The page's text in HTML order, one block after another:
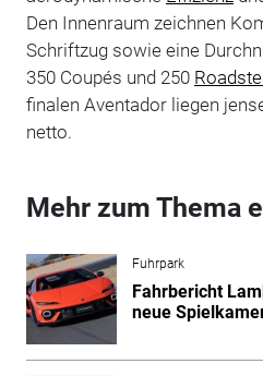
Den Innenraum zeichnen
Schriftzug sowie eine
350 Coupés und 250
finalen Aventador liegen
netto.
Mehr zum Thema
Fuhrpark
Fahrbericht
neue